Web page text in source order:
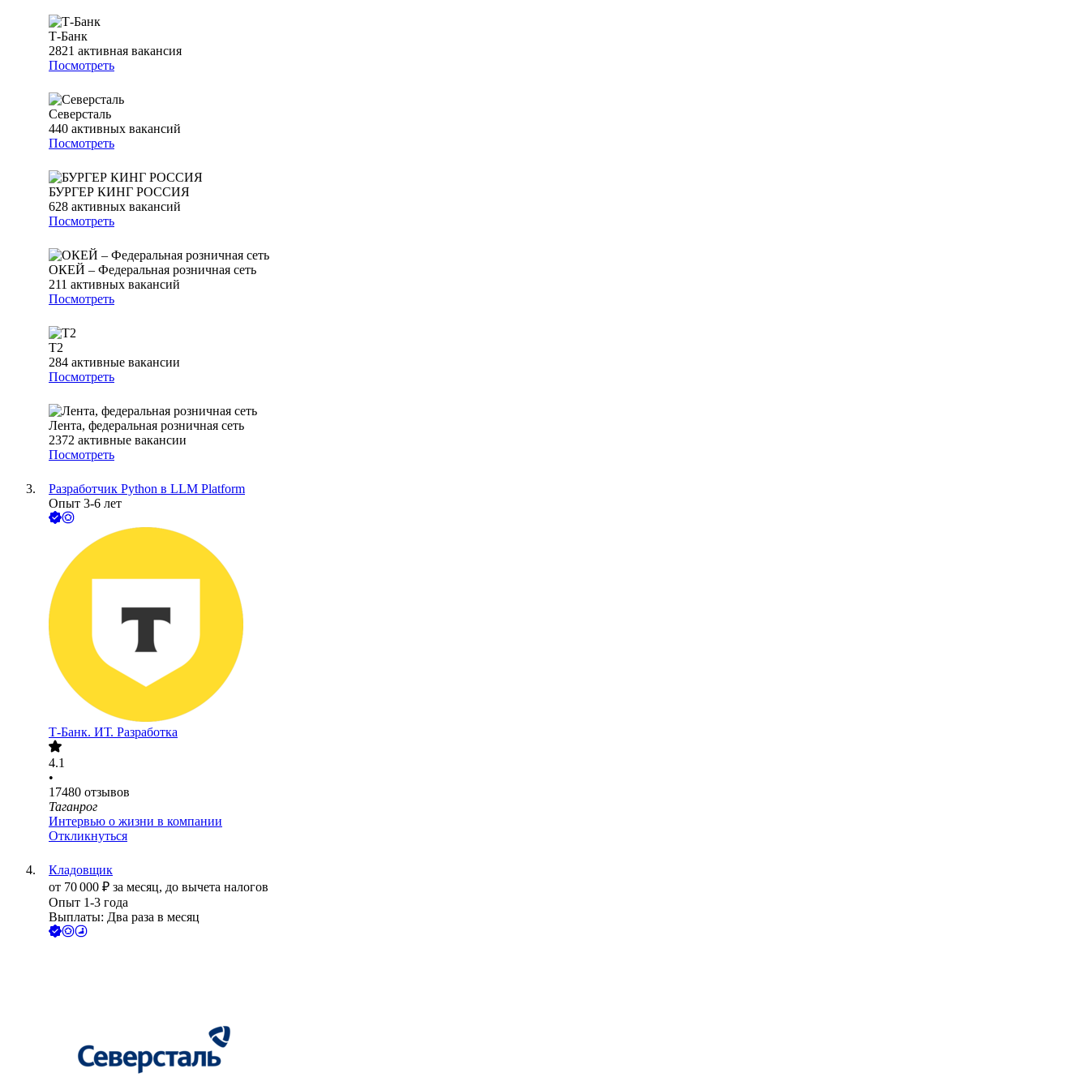
Т-Банк
2821 активная вакансия
Посмотреть
Северсталь
440 активных вакансий
Посмотреть
БУРГЕР КИНГ РОССИЯ
628 активных вакансий
Посмотреть
ОКЕЙ – Федеральная розничная сеть
211 активных вакансий
Посмотреть
T2
284 активные вакансии
Посмотреть
Лента, федеральная розничная сеть
2372 активные вакансии
Посмотреть
Разработчик Python в LLM Platform
Опыт 3-6 лет
Т-Банк. ИТ. Разработка
4.1
•
17480 отзывов
Таганрог
Интервью о жизни в компании
Откликнуться
Кладовщик
от 70 000 ₽ за месяц, до вычета налогов
Опыт 1-3 года
Выплаты: Два раза в месяц